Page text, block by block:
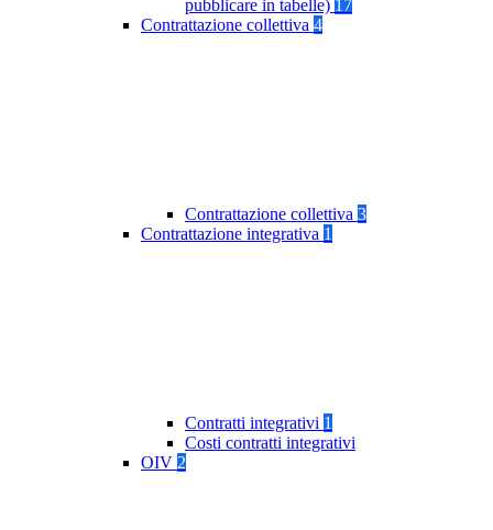
pubblicare in tabelle) 17
Contrattazione collettiva 4
Contrattazione collettiva 3
Contrattazione integrativa 1
Contratti integrativi 1
Costi contratti integrativi
OIV 2